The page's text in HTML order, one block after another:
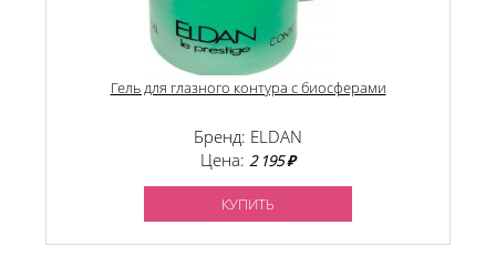
Гель для глазного контура с биосферами
Бренд: ELDAN
Цена: 2 195 ₽
КУПИТЬ